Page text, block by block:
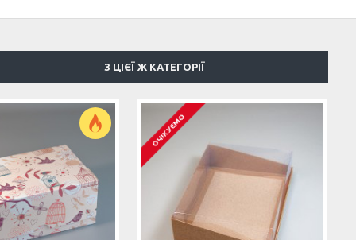
З ЦІЄЇ Ж КАТЕГОРІЇ
ОЧІКУЄМО